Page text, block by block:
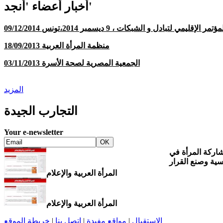
أخبار أعضاء 'أنجد'
12/2014 المؤتمر الإقليمي لتبادل و الشبكات ، 9 ديسمبر 2014،تونس
18/09/2013 منظمة المرأة العربية
03/11/2013 الجمعية المصرية لصحة الأسرة
المزيد
التجارب الجيدة
Your e-newsletter
المرأة العربية والإعلام
المرأة في
وصنع القرار
المرأة العربية والإعلام
الإستقبال | مواقع مفيدة | اتصل بنا | خريطة الموقع